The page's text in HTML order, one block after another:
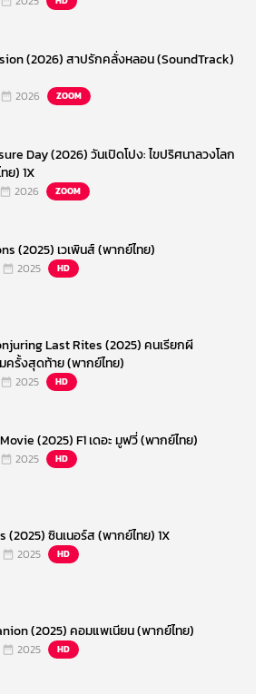
(2026) สาปรักคลั่งหลอน (SoundTrack)
2026 ZOOM
Day (2026) วันเปิดโปง: ไขปริศนาลวงโลก
ย) 1X
2026 ZOOM
(2025) เวเพินส์ (พากย์ไทย)
2025 HD
Last Rites (2025) คนเรียกผี
ครั้งสุดท้าย (พากย์ไทย)
2025 HD
(2025) F1 เดอะ มูฟวี่ (พากย์ไทย)
2025 HD
(2025) ซินเนอร์ส (พากย์ไทย) 1X
2025 HD
(2025) คอมแพเนียน (พากย์ไทย)
2025 HD